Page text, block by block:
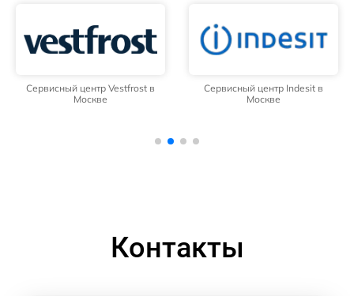
Сервисный центр Vestfrost в
Москве
Сервисный центр Indesit в
Москве
Контакты